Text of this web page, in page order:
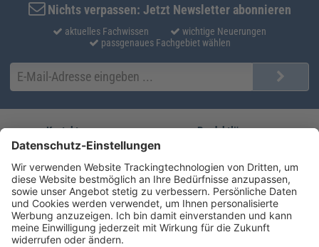
Nichts verpassen: Jetzt Newsletter abonnieren
aktuelles Fachwissen
wichtige Neuerungen
passgenaues Fachgebiet wählen
Kontakt
Sie erreichen uns unter:
(08233) 38 11 23
service@forum-verlag.com
Mo-Do 07:30 - 17:00 Uhr
Fr 07:30 - 15:00 Uhr
Produktlösungen
AKADEMIE HERKERT
Unsere Marken